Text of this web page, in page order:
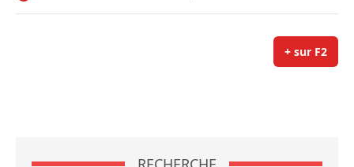
+ sur F2